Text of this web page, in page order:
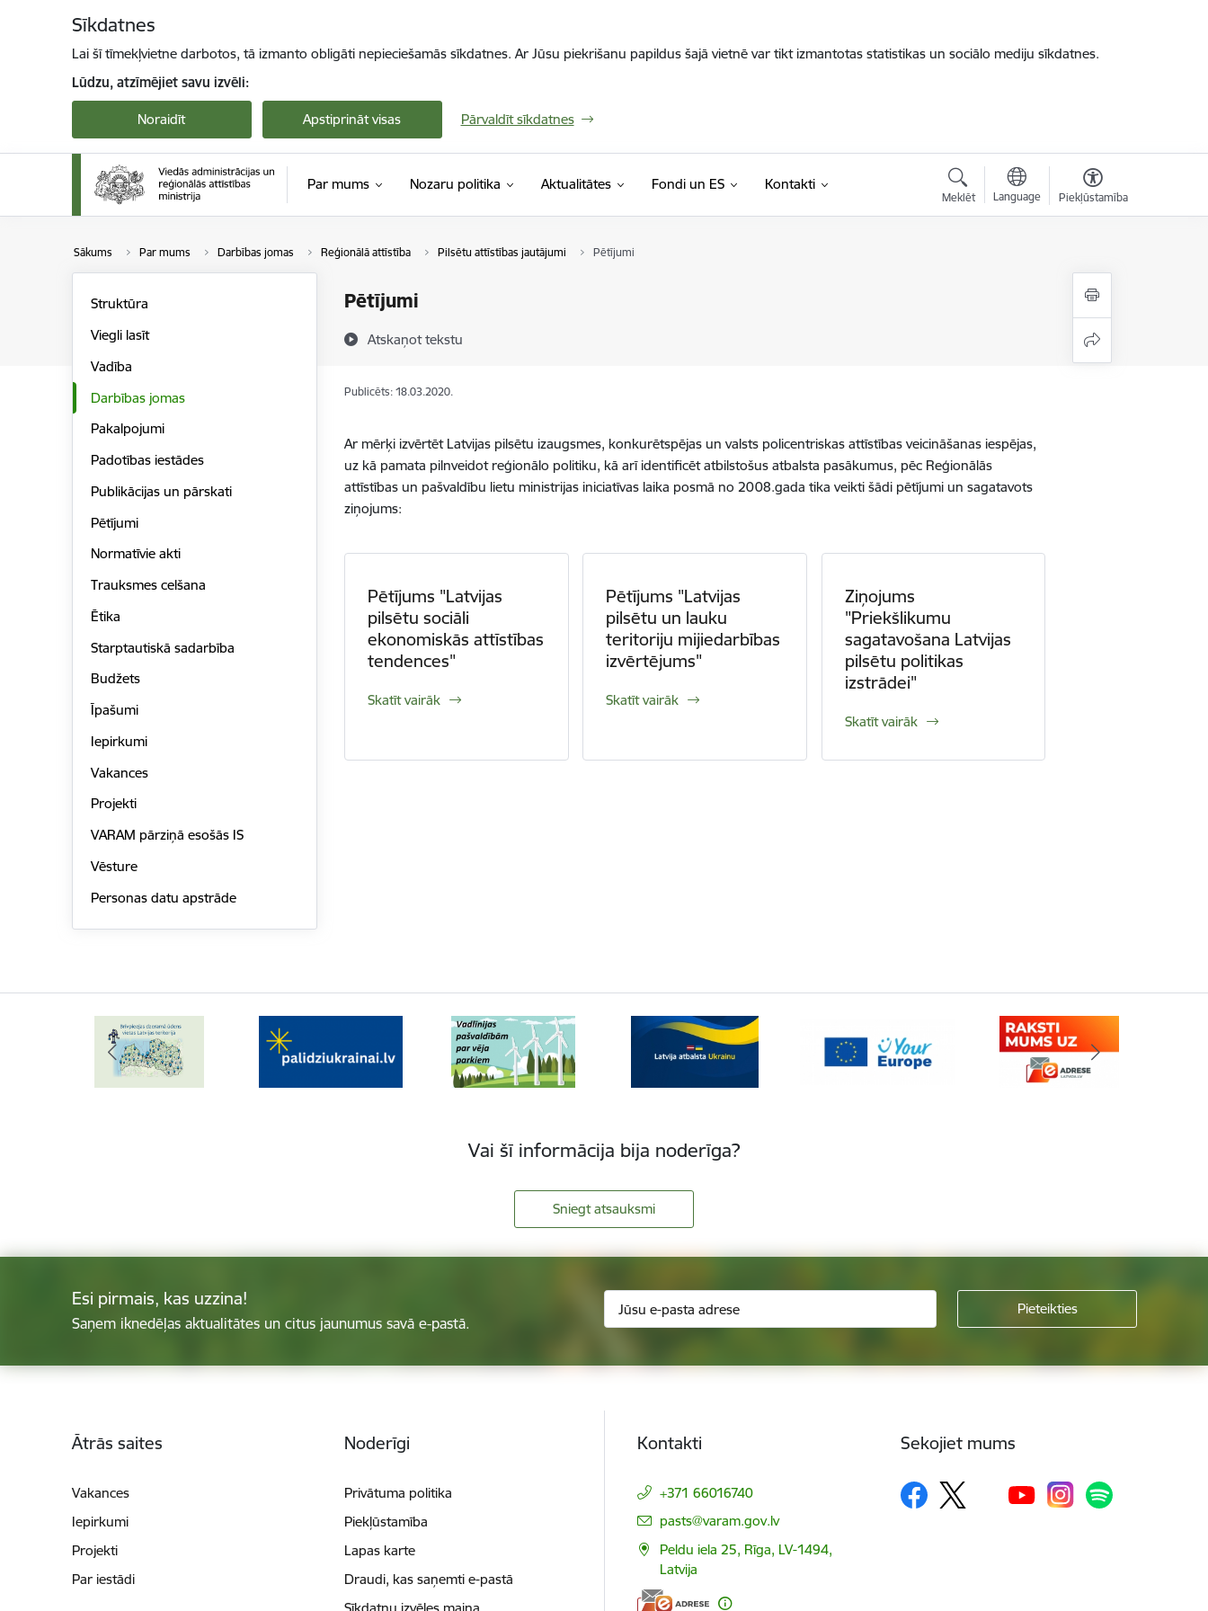
Sīkdatnes
Lai šī tīmekļvietne darbotos, tā izmanto obligāti nepieciešamās sīkdatnes. Ar Jūsu piekrišanu papildus šajā vietnē var tikt izmantotas statistikas un sociālo mediju sīkdatnes.
Lūdzu, atzīmējiet savu izvēli:
Noraidīt Apstiprināt visas Pārvaldīt sīkdatnes
Par mums Nozaru politika Aktualitātes Fondi un ES Kontakti
Meklēt Language Piekļūstamība
Sākums Par mums Darbības jomas Reģionālā attīstība Pilsētu attīstības jautājumi Pētījumi
Pētījumi
Atskaņot tekstu
Struktūra
Viegli lasīt
Vadība
Darbības jomas
Pakalpojumi
Padotības iestādes
Publikācijas un pārskati
Pētījumi
Normatīvie akti
Trauksmes celšana
Ētika
Starptautiskā sadarbība
Budžets
Īpašumi
Iepirkumi
Vakances
Projekti
VARAM pārziņā esošās IS
Vēsture
Personas datu apstrāde
Publicēts: 18.03.2020.
Ar mērķi izvērtēt Latvijas pilsētu izaugsmes, konkurētspējas un valsts policentriskas attīstības veicināšanas iespējas,
uz kā pamata pilnveidot reģionālo politiku, kā arī identificēt atbilstošus atbalsta pasākumus, pēc Reģionālās
attīstības un pašvaldību lietu ministrijas iniciatīvas laika posmā no 2008.gada tika veikti šādi pētījumi un sagatavots
ziņojums:
Pētījums "Latvijas
pilsētu sociāli
ekonomiskās attīstības
tendences"
Skatīt vairāk
Pētījums "Latvijas
pilsētu un lauku
teritoriju mijiedarbības
izvērtējums"
Skatīt vairāk
Ziņojums
"Priekšlikumu
sagatavošana Latvijas
pilsētu politikas
izstrādei"
Skatīt vairāk
Vai šī informācija bija noderīga?
Sniegt atsauksmi
Esi pirmais, kas uzzina!
Saņem iknedēļas aktualitātes un citus jaunumus savā e-pastā.
Ātrās saites
Vakances
Iepirkumi
Projekti
Par iestādi
Noderīgi
Privātuma politika
Piekļūstamība
Lapas karte
Draudi, kas saņemti e-pastā
Kontakti
+371 66016740
E-pasts:
pasts@varam.gov.lv
Peldu iela 25, Rīga, LV-1494,
Latvija
Sekojiet mums